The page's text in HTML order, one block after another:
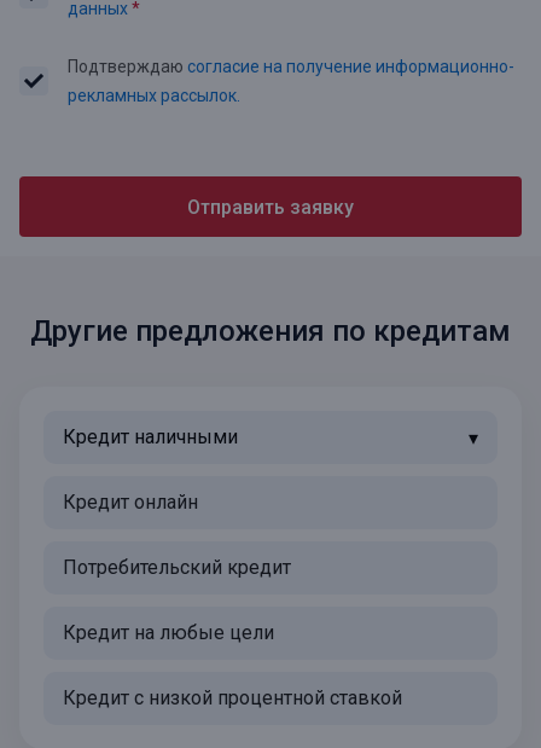
данных*
Подтверждаю согласие на получение информационно-
рекламных рассылок.
Отправить заявку
Другие предложения по кредитам
Кредит наличными
Кредит онлайн
Потребительский кредит
Кредит на любые цели
Кредит с низкой процентной ставкой